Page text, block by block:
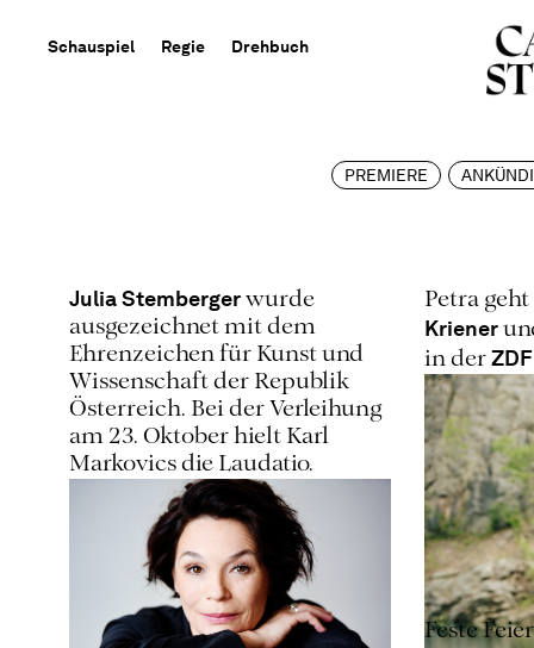
Schauspiel Regie Drehbuch
PREMIERE
Julia Stemberger wurde
ausgezeichnet mit dem
Ehrenzeichen für Kunst und
Wissenschaft der Republik
Österreich. Bei der Verleihung
am 23. Oktober hielt Karl
Markovics die Laudatio.
Petra
Kriener
in der
Feste